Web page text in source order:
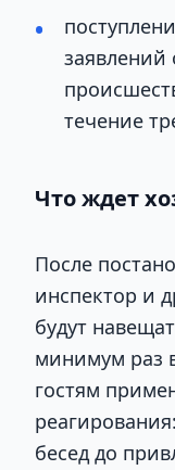
течение
Что ждет
После
инспектор и
будут
минимум раз
гостям
бесед до